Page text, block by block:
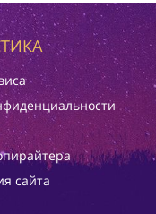
сайта